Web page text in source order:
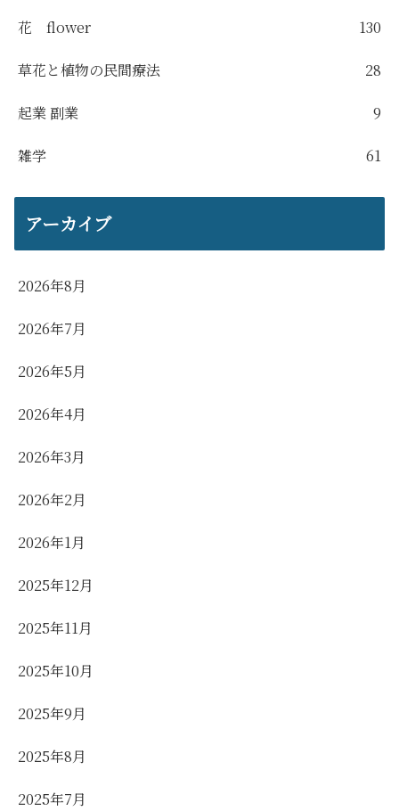
花 flower 130
草花と植物の民間療法 28
起業 副業 9
雑学 61
アーカイブ
2026年8月
2026年7月
2026年5月
2026年4月
2026年3月
2026年2月
2026年1月
2025年12月
2025年11月
2025年10月
2025年9月
2025年8月
2025年7月